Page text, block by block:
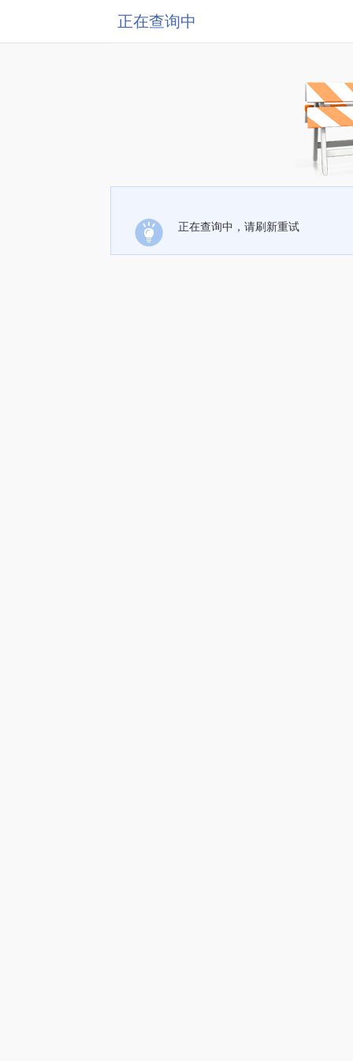
正在查询中
正在查询中，请刷新重试